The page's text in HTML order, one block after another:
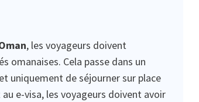
, les voyageurs doivent
omanaises. Cela passe dans un
uniquement de séjourner sur place
e-visa, les voyageurs doivent avoir